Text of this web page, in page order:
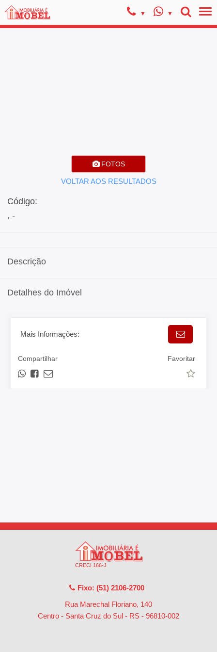
FOTOS
VOLTAR AOS RESULTADOS
Código:
, -
Descrição
Detalhes do Imóvel
Mais Informações:
Compartilhar Favoritar
CRECI 166-J
Fixo: (51) 2106-2700
Rua Marechal Floriano, 140
Centro - Santa Cruz do Sul - RS - 96810-002